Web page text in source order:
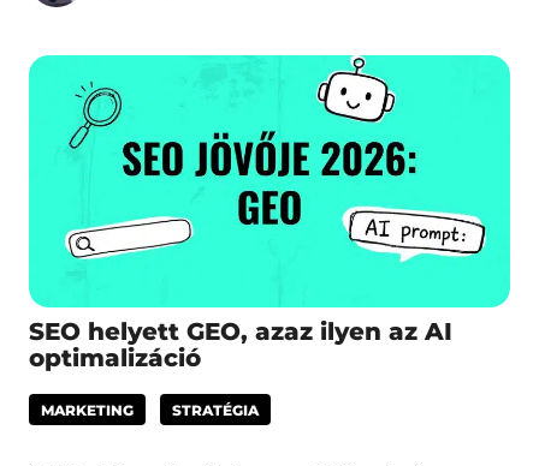
SEO helyett GEO, azaz ilyen az AI
optimalizáció
MARKETING STRATÉGIA